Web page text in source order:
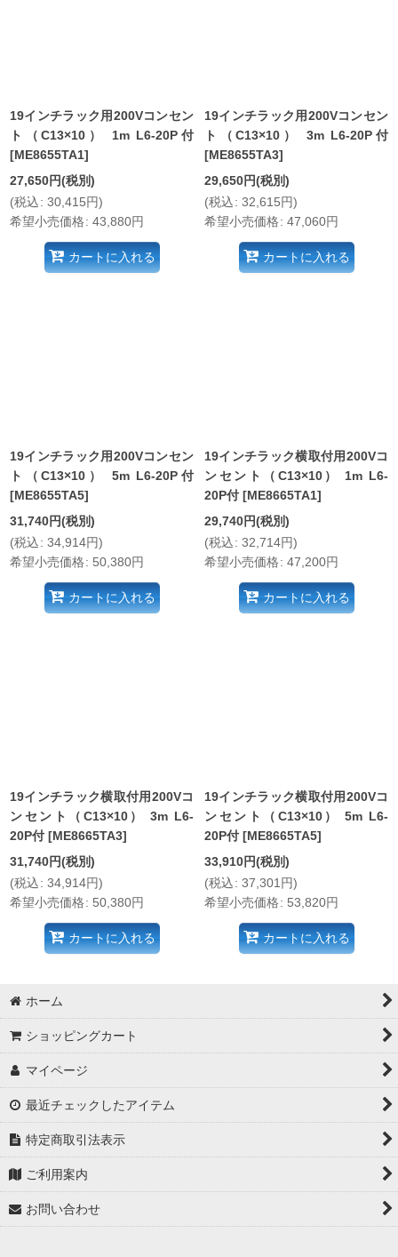
19インチラック用200Vコンセン
ト（C13×10） 1m L6-20P付
[ME8655TA1]
27,650円(税別)
(税込: 30,415円)
希望小売価格: 43,880円
カートに入れる
19インチラック用200Vコンセン
ト（C13×10） 3m L6-20P付
[ME8655TA3]
29,650円(税別)
(税込: 32,615円)
希望小売価格: 47,060円
カートに入れる
19インチラック用200Vコンセン
ト（C13×10） 5m L6-20P付
[ME8655TA5]
31,740円(税別)
(税込: 34,914円)
希望小売価格: 50,380円
カートに入れる
19インチラック横取付用200Vコ
ンセント（C13×10） 1m L6-
20P付 [ME8665TA1]
29,740円(税別)
(税込: 32,714円)
希望小売価格: 47,200円
カートに入れる
19インチラック横取付用200Vコ
ンセント（C13×10） 3m L6-
20P付 [ME8665TA3]
31,740円(税別)
(税込: 34,914円)
希望小売価格: 50,380円
カートに入れる
19インチラック横取付用200Vコ
ンセント（C13×10） 5m L6-
20P付 [ME8665TA5]
33,910円(税別)
(税込: 37,301 円)
希望小売価格: 53,820円
カートに入れる
ホーム
ショッピングカート
マイページ
最近チェックしたアイテム
特定商取引法表示
ご利用案内
お問い合わせ